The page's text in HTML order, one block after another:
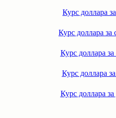
Курс доллара
Курс доллара за
Курс доллара
Курс доллара
Курс доллара